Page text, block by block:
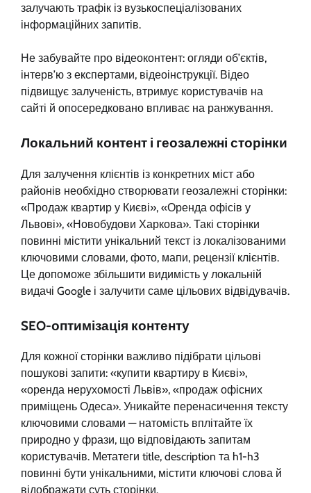
залучають трафік із вузькоспеціалізованих
інформаційних запитів.
Не забувайте про відеоконтент: огляди об’єктів,
інтерв’ю з експертами, відеоінструкції. Відео
підвищує залученість, втримує користувачів на
сайті й опосередковано впливає на ранжування.
Локальний контент і геозалежні сторінки
Для залучення клієнтів із конкретних міст або
районів необхідно створювати геозалежні сторінки:
«Продаж квартир у Києві», «Оренда офісів у
Львові», «Новобудови Харкова». Такі сторінки
повинні містити унікальний текст із локалізованими
ключовими словами, фото, мапи, рецензії клієнтів.
Це допоможе збільшити видимість у локальній
видачі Google і залучити саме цільових відвідувачів.
SEO-оптимізація контенту
Для кожної сторінки важливо підібрати цільові
пошукові запити: «купити квартиру в Києві»,
«оренда нерухомості Львів», «продаж офісних
приміщень Одеса». Уникайте перенасичення тексту
ключовими словами — натомість вплітайте їх
природно у фрази, що відповідають запитам
користувачів. Метатеги title, description та h1-h3
повинні бути унікальними, містити ключові слова й
відображати суть сторінки.